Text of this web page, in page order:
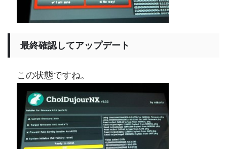
最終確認してアップデート
この状態ですね。